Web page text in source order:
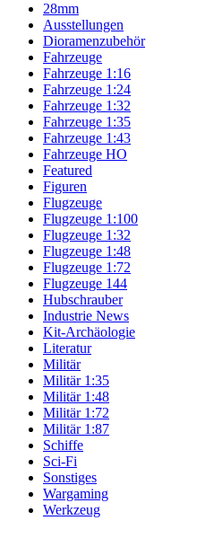
28mm
Ausstellungen
Dioramenzubehör
Fahrzeuge
Fahrzeuge 1:16
Fahrzeuge 1:24
Fahrzeuge 1:32
Fahrzeuge 1:35
Fahrzeuge 1:43
Fahrzeuge HO
Featured
Figuren
Flugzeuge
Flugzeuge 1:100
Flugzeuge 1:32
Flugzeuge 1:48
Flugzeuge 1:72
Flugzeuge 144
Hubschrauber
Industrie News
Kit-Archäologie
Literatur
Militär
Militär 1:35
Militär 1:48
Militär 1:72
Militär 1:87
Schiffe
Sci-Fi
Sonstiges
Wargaming
Werkzeug